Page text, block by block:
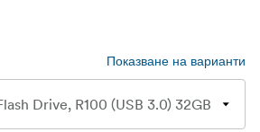
Показване на варианти